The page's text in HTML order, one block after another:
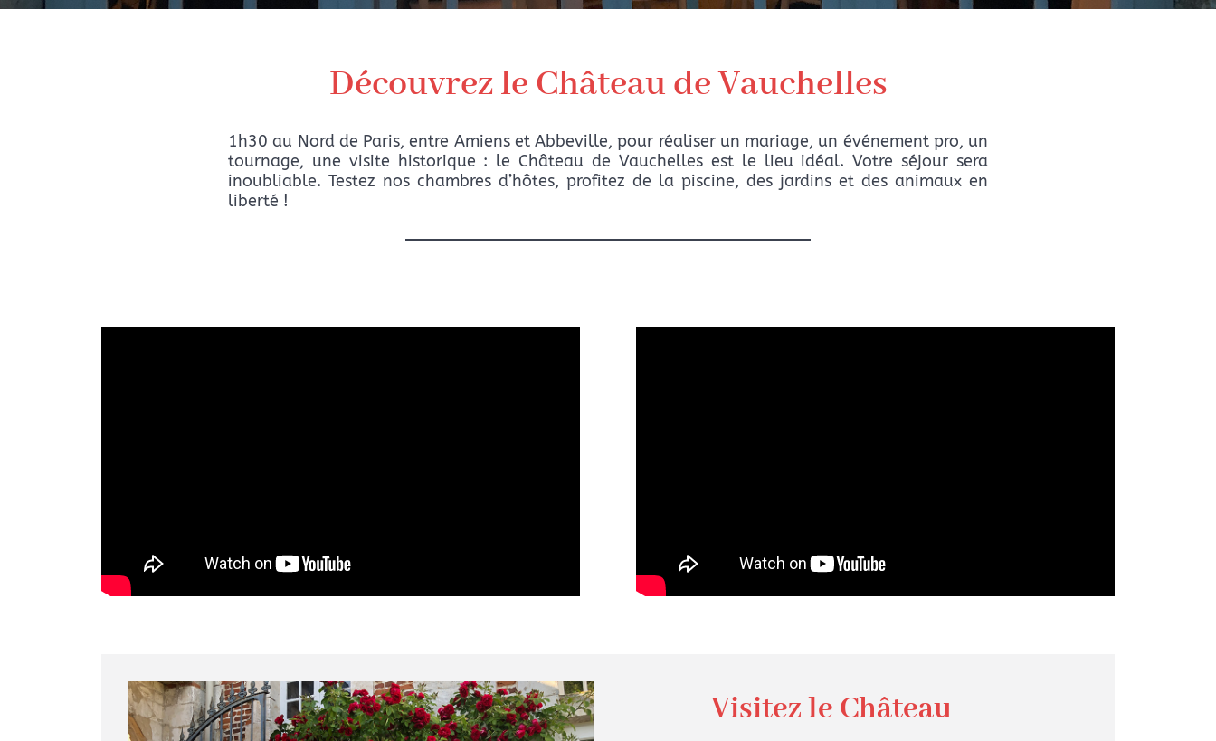
Découvrez le Château de Vauchelles
1h30 au Nord de Paris, entre Amiens et Abbeville, pour réaliser un mariage, un événement pro, un
tournage, une visite historique : le Château de Vauchelles est le lieu idéal. Votre séjour sera
inoubliable. Testez nos chambres d’hôtes, profitez de la piscine, des jardins et des animaux en
liberté !
Visitez le Château